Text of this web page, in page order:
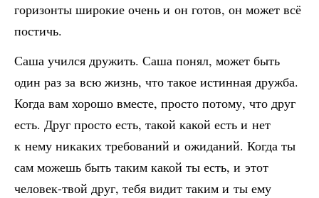
горизонты широкие очень и он готов, он может всё
постичь.
Саша учился дружить. Саша понял, может быть
один раз за всю жизнь, что такое истинная дружба.
Когда вам хорошо вместе, просто потому, что друг
есть. Друг просто есть, такой какой есть и нет
к нему никаких требований и ожиданий. Когда ты
сам можешь быть таким какой ты есть, и этот
человек-твой друг, тебя видит таким и ты ему